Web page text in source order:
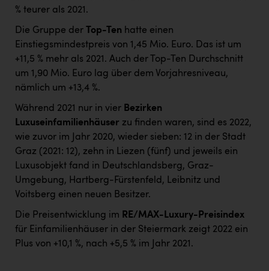
% teurer als 2021.
Die Gruppe der Top-Ten hatte einen
Einstiegsmindestpreis von 1,45 Mio. Euro. Das ist um
+11,5 % mehr als 2021. Auch der Top-Ten Durchschnitt
um 1,90 Mio. Euro lag über dem Vorjahresniveau,
nämlich um +13,4 %.
Während 2021 nur in vier Bezirken
Luxuseinfamilienhäuser zu finden waren, sind es 2022,
wie zuvor im Jahr 2020, wieder sieben: 12 in der Stadt
Graz (2021: 12), zehn in Liezen (fünf) und jeweils ein
Luxusobjekt fand in Deutschlandsberg, Graz-
Umgebung, Hartberg-Fürstenfeld, Leibnitz und
Voitsberg einen neuen Besitzer.
Die Preisentwicklung im RE/MAX-Luxury-Preisindex
für Einfamilienhäuser in der Steiermark zeigt 2022 ein
Plus von +10,1 %, nach +5,5 % im Jahr 2021.